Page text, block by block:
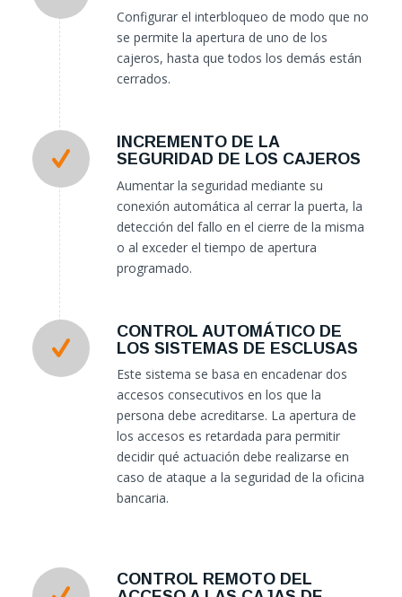
Configurar el interbloqueo de modo que no
se permite la apertura de uno de los
cajeros, hasta que todos los demás están
cerrados.
INCREMENTO DE LA
SEGURIDAD DE LOS CAJEROS
Aumentar la seguridad mediante su
conexión automática al cerrar la puerta, la
detección del fallo en el cierre de la misma
o al exceder el tiempo de apertura
programado.
CONTROL AUTOMÁTICO DE
LOS SISTEMAS DE ESCLUSAS
Este sistema se basa en encadenar dos
accesos consecutivos en los que la
persona debe acreditarse. La apertura de
los accesos es retardada para permitir
decidir qué actuación debe realizarse en
caso de ataque a la seguridad de la oficina
bancaria.
CONTROL REMOTO DEL